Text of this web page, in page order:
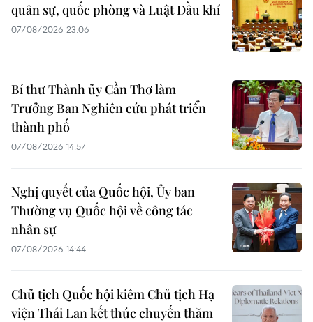
quân sự, quốc phòng và Luật Dầu khí
07/08/2026 23:06
Bí thư Thành ủy Cần Thơ làm
Trưởng Ban Nghiên cứu phát triển
thành phố
07/08/2026 14:57
Nghị quyết của Quốc hội, Ủy ban
Thường vụ Quốc hội về công tác
nhân sự
07/08/2026 14:44
Chủ tịch Quốc hội kiêm Chủ tịch Hạ
viện Thái Lan kết thúc chuyến thăm